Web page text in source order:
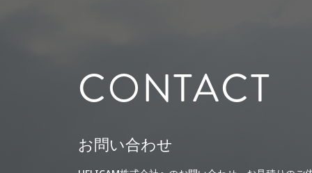
CONTACT
お問い合わせ